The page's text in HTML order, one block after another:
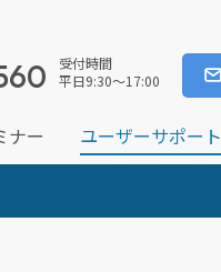
受付時間
平日9:30～17:00
ナー ユーザーサポート